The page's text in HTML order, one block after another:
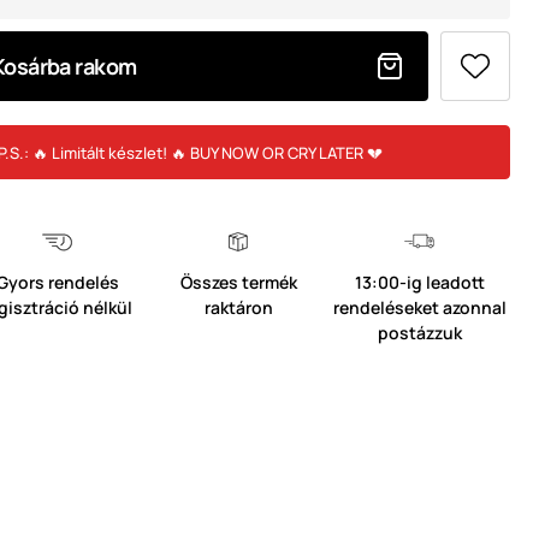
rakom
🔥 Limitált készlet! 🔥 BUY NOW OR CRY LATER 💔
rendelés
nélkül
Összes termék
raktáron
13:00-ig leadott
rendeléseket azonnal
postázzuk